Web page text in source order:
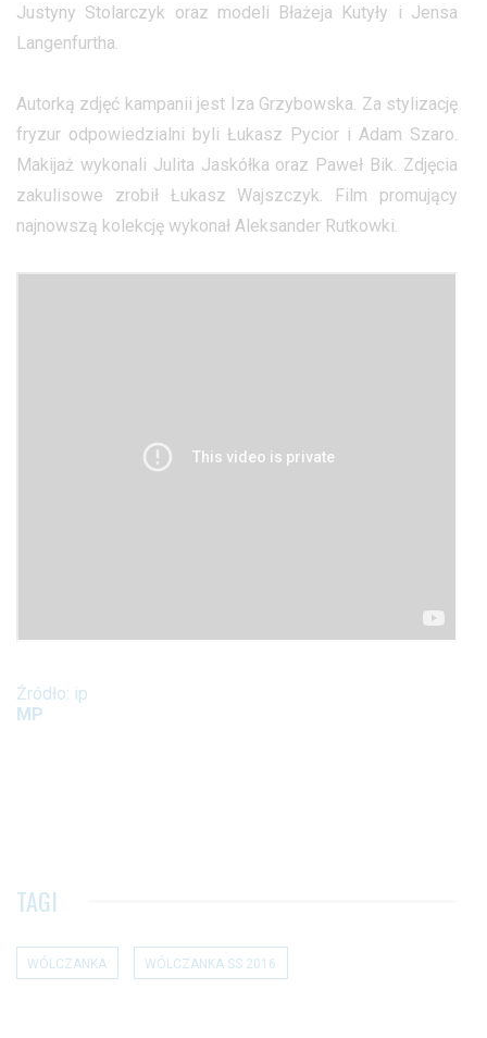
Justyny Stolarczyk oraz modeli Błażeja Kutyły i Jensa
Langenfurtha.
Autorką zdjęć kampanii jest Iza Grzybowska. Za stylizację
fryzur odpowiedzialni byli Łukasz Pycior i Adam Szaro.
Makijaż wykonali Julita Jaskółka oraz Paweł Bik. Zdjęcia
zakulisowe zrobił Łukasz Wajszczyk. Film promujący
najnowszą kolekcję wykonał Aleksander Rutkowki.
Źródło: ip
MP
TAGI
WÓLCZANKA WÓLCZANKA SS 2016